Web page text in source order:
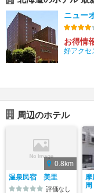
ニュー
お得情
好アクセ
周辺のホテル
0.8km
温泉民宿 美里
評価なし
周